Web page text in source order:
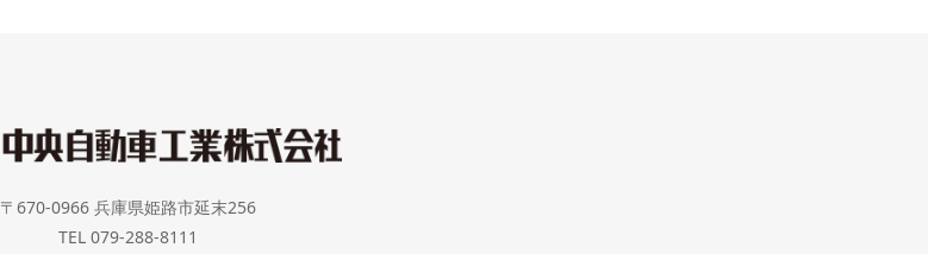
〒670-0966 兵庫県姫路市延末256
TEL 079-288-8111